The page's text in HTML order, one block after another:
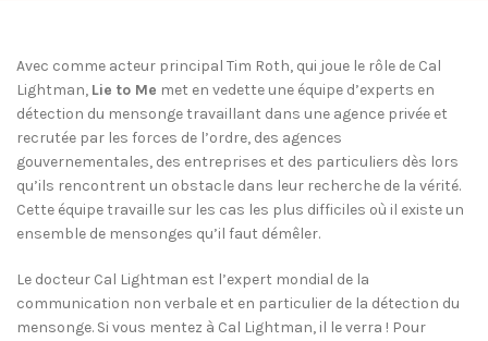
Avec comme acteur principal Tim Roth, qui joue le rôle de Cal
Lightman, Lie to Me met en vedette une équipe d’experts en
détection du mensonge travaillant dans une agence privée et
recrutée par les forces de l’ordre, des agences
gouvernementales, des entreprises et des particuliers dès lors
qu’ils rencontrent un obstacle dans leur recherche de la vérité.
Cette équipe travaille sur les cas les plus difficiles où il existe un
ensemble de mensonges qu’il faut démêler.
Le docteur Cal Lightman est l’expert mondial de la
communication non verbale et en particulier de la détection du
mensonge. Si vous mentez à Cal Lightman, il le verra ! Pour